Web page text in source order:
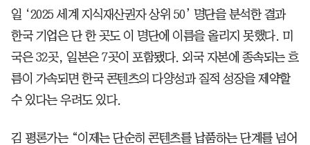
일 ‘2025 세계 지식재산권자 상위 50’ 명단을 분석한 결과
한국 기업은 단 한 곳도 이 명단에 이름을 올리지 못했다. 미
국은 32곳, 일본은 7곳이 포함됐다. 외국 자본에 종속되는 흐
름이 가속되면 한국 콘텐츠의 다양성과 질적 성장을 제약할
수 있다는 우려도 있다.
김 평론가는 “이제는 단순히 콘텐츠를 납품하는 단계를 넘어